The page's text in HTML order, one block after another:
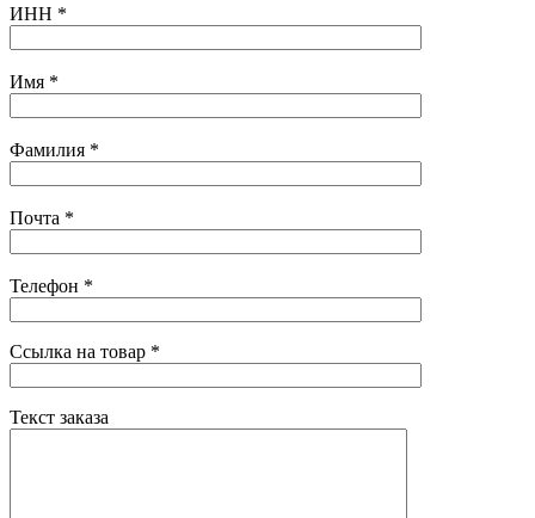
ИНН *
Имя *
Фамилия *
Почта *
Телефон *
Ссылка на товар *
Текст заказа